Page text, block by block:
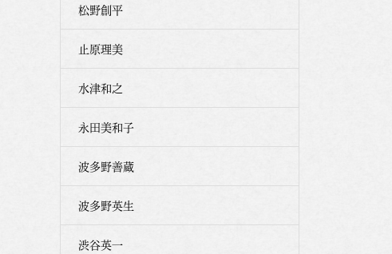
松野創平
止原理美
水津和之
永田美和子
波多野善蔵
波多野英生
渋谷英一